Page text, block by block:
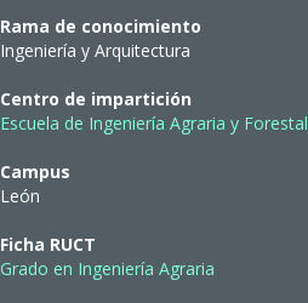
Rama de conocimiento
Ingeniería y Arquitectura
Centro de impartición
Escuela de Ingeniería Agraria y Forestal
Campus
León
Ficha RUCT
Grado en Ingeniería Agraria